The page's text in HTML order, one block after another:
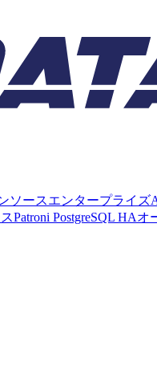
ソースエンタープライズ
Patroni PostgreSQL HAオ